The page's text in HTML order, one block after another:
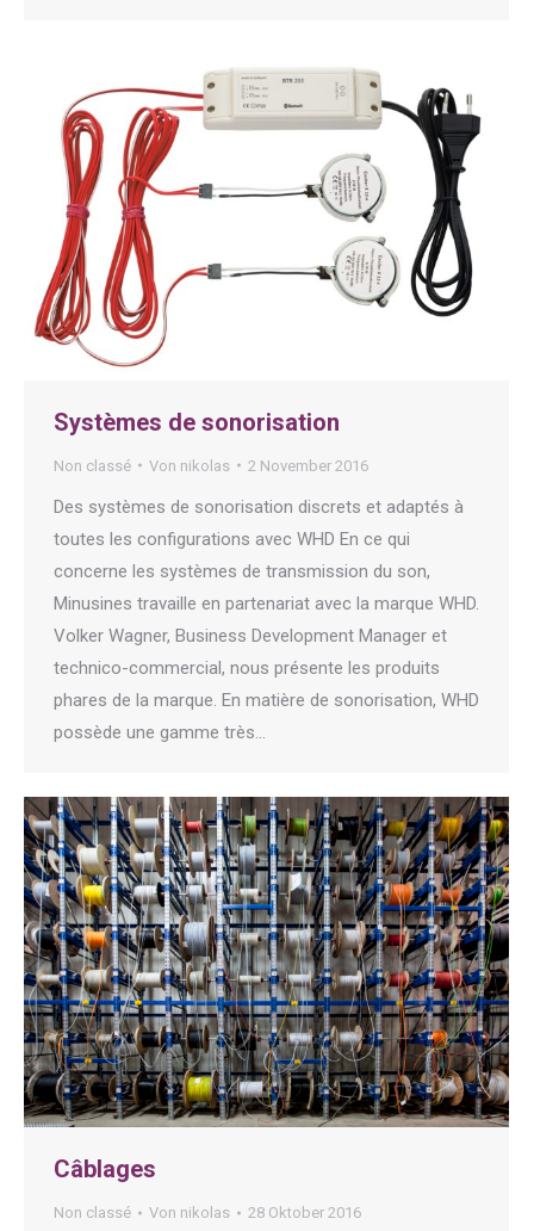
Systèmes de sonorisation
Non classé Von nikolas 2 November 2016
Des systèmes de sonorisation discrets et adaptés à
toutes les configurations avec WHD En ce qui
concerne les systèmes de transmission du son,
Minusines travaille en partenariat avec la marque WHD.
Volker Wagner, Business Development Manager et
technico-commercial, nous présente les produits
phares de la marque. En matière de sonorisation, WHD
possède une gamme très…
Câblages
Non classé Von nikolas 28 Oktober 2016